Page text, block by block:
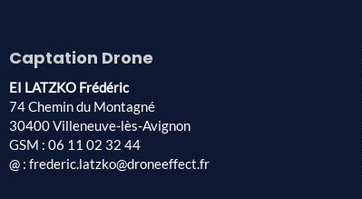
Captation Drone
EI LATZKO Frédéric
74 Chemin du Montagné
30400 Villeneuve-lès-Avignon
GSM : 06 11 02 32 44
@ : frederic.latzko@droneeffect.fr